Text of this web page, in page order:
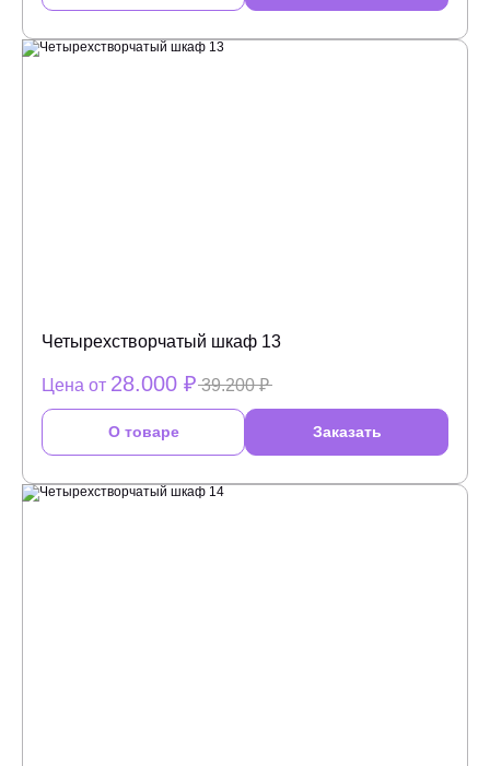
Четырехстворчатый шкаф 13
Цена от 28.000 ₽ 39.200 ₽
О товаре Заказать